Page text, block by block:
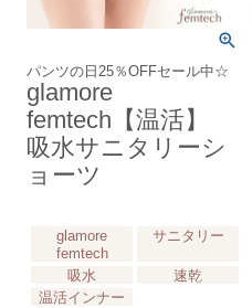
パンツの日25％OFFセール中☆
glamore
femtech【温活】
吸水サニタリーシ
ョーツ
glamore
femtech
サニタリー
吸水
速乾
温活インナー